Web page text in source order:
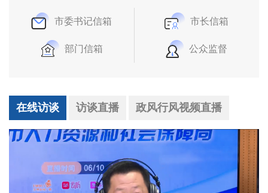
市委书记信箱 市长信箱
部门信箱 公众监督
在线访谈 访谈直播 政风行风视频直播